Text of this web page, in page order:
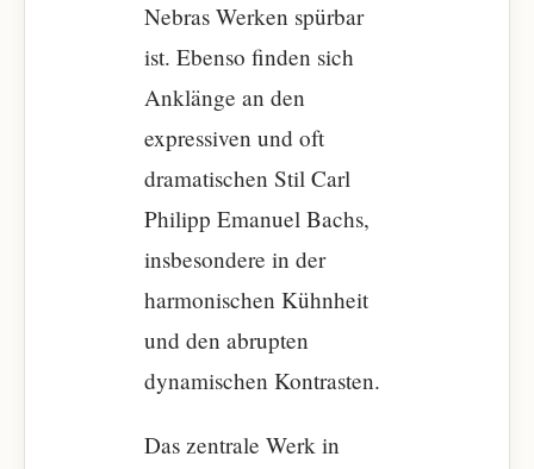
Nebras Werken spürbar
ist. Ebenso finden sich
Anklänge an den
expressiven und oft
dramatischen Stil Carl
Philipp Emanuel Bachs,
insbesondere in der
harmonischen Kühnheit
und den abrupten
dynamischen Kontrasten.
Das zentrale Werk in